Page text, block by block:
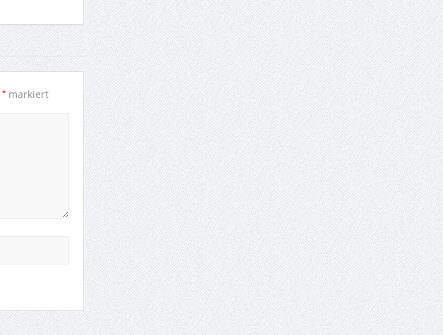
* markiert